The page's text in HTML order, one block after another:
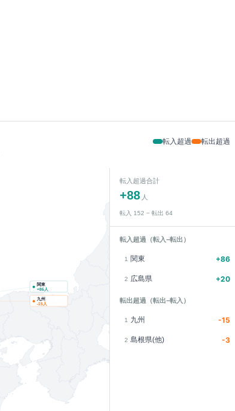
転入超過 転出超過
関東
+86人
九州
-15人
転入超過合計
+88 人
転入 152 − 転出 64
転入超過（転入−転出）
1 関東 +86
2 広島県 +20
転出超過（転出−転入）
1 九州 -15
2 島根県(他) -3